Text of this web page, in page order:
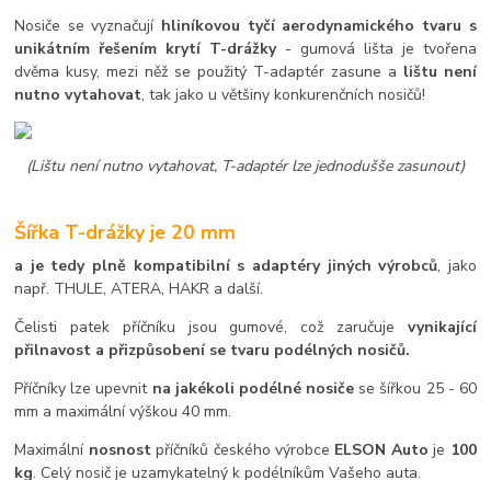
Nosiče se vyznačují hliníkovou tyčí aerodynamického tvaru s
unikátním řešením krytí T-drážky- gumová lišta je tvořena
dvěma kusy, mezi něž se použitý T-adaptér zasune a lištu není
nutno vytahovat, tak jako u většiny konkurenčních nosičů!
(Lištu není nutno vytahovat, T-adaptér lze jednodušše zasunout)
Šířka T-drážky je 20 mm
a je tedy plně kompatibilní s adaptéry jiných výrobců, jako
např. THULE, ATERA, HAKR a další.
Čelisti patek příčníku jsou gumové, což zaručuje vynikající
přilnavost a přizpůsobení se tvaru podélných nosičů.
Příčníky lze upevnit na jakékoli podélné nosiče se šířkou 25 - 60
mm a maximální výškou 40 mm.
Maximální nosnostpříčníků českého výrobce ELSON Autoje 100
kg. Celý nosič je uzamykatelný k podélníkům Vašeho auta.